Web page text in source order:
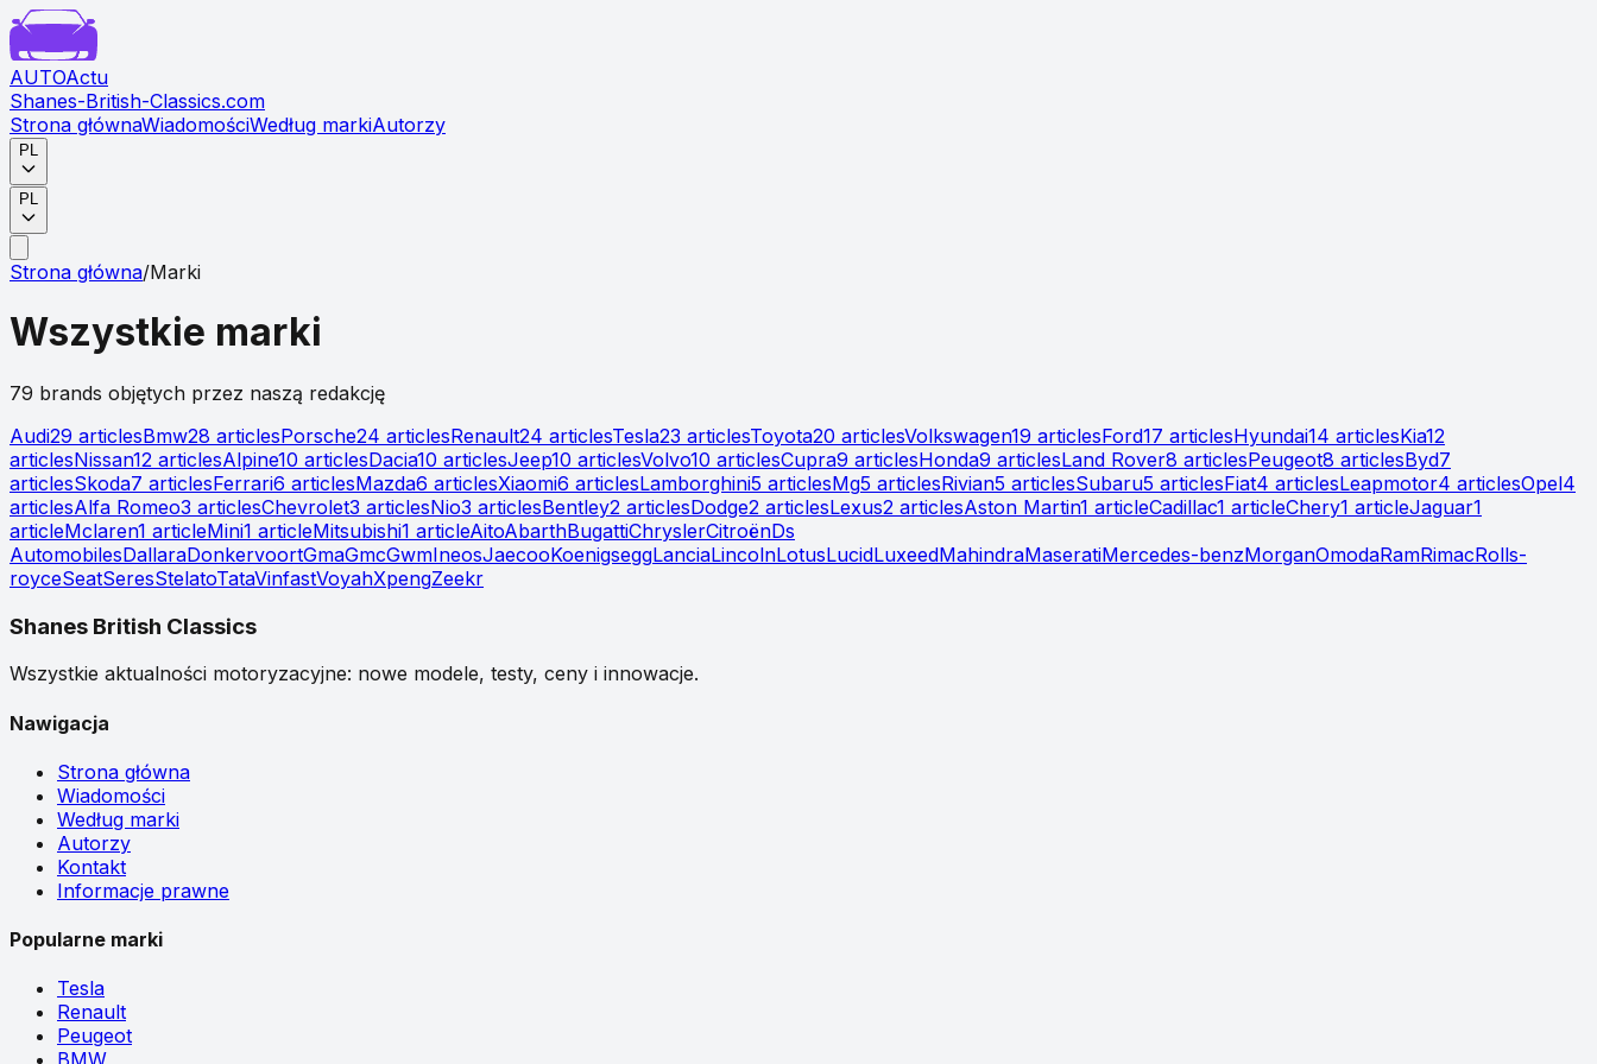
AUTOActu
Shanes-British-Classics.com
Strona głównaWiadomościWedług markiAutorzy
PL
PL
Strona główna/Marki
Wszystkie marki
79 brands objętych przez naszą redakcję
Audi29 articlesBmw28 articlesPorsche24 articlesRenault24 articlesTesla23 articlesToyota20 articlesVolkswagen19 articlesFord17 articlesHyundai14 articlesKia12
articlesNissan12 articlesAlpine10 articlesDacia10 articlesJeep10 articlesVolvo10 articlesCupra9 articlesHonda9 articlesLand Rover8 articlesPeugeot8 articlesByd7
articlesSkoda7 articlesFerrari6 articlesMazda6 articlesXiaomi6 articlesLamborghini5 articlesMg5 articlesRivian5 articlesSubaru5 articlesFiat4 articlesLeapmotor4 articlesOpel4
articlesAlfa Romeo3 articlesChevrolet3 articlesNio3 articlesBentley2 articlesDodge2 articlesLexus2 articlesAston Martin1 articleCadillac1 articleChery1 articleJaguar1
articleMclaren1 articleMini1 articleMitsubishi1 articleAitoAbarthBugattiChryslerCitroënDs
AutomobilesDallaraDonkervoortGmaGmcGwmIneosJaecooKoenigseggLanciaLincolnLotusLucidLuxeedMahindraMaseratiMercedes-benzMorganOmodaRamRimacRolls-
royceSeatSeresStelatoTataVinfastVoyahXpengZeekr
Shanes British Classics
Wszystkie aktualności motoryzacyjne: nowe modele, testy, ceny i innowacje.
Nawigacja
Strona główna
Wiadomości
Według marki
Autorzy
Kontakt
Informacje prawne
Popularne marki
Tesla
Renault
Peugeot